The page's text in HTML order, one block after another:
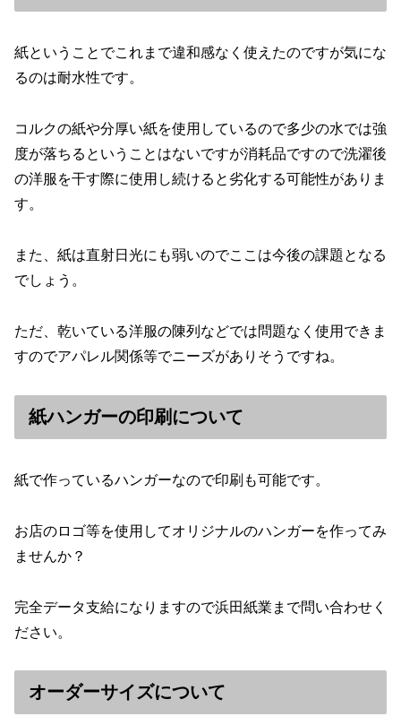
紙ということでこれまで違和感なく使えたのですが気にな
るのは耐水性です。
コルクの紙や分厚い紙を使用しているので多少の水では強
度が落ちるということはないですが消耗品ですので洗濯後
の洋服を干す際に使用し続けると劣化する可能性がありま
す。
また、紙は直射日光にも弱いのでここは今後の課題となる
でしょう。
ただ、乾いている洋服の陳列などでは問題なく使用できま
すのでアパレル関係等でニーズがありそうですね。
紙ハンガーの印刷について
紙で作っているハンガーなので印刷も可能です。
お店のロゴ等を使用してオリジナルのハンガーを作ってみ
ませんか？
完全データ支給になりますので浜田紙業まで問い合わせく
ださい。
オーダーサイズについて